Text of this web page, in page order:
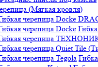
(Мягкая кровля)